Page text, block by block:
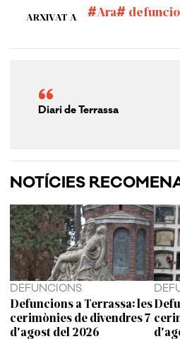
ARXIVAT A Ara
Diari de Terrassa
NOTÍCIES
DEFUNCIONS
Defuncions a Terrassa: les
cerimònies de divendres 7
d'agost del 2026